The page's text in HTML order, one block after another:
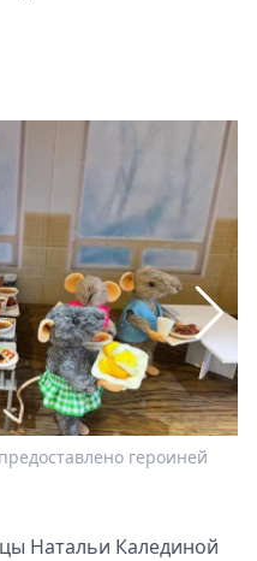
героиней
Натальи Калединой